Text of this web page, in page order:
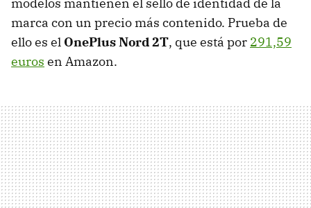
modelos mantienen el sello de identidad de la
marca con un precio más contenido. Prueba de
ello es el OnePlus Nord 2T, que está por 291,59
euros en Amazon.